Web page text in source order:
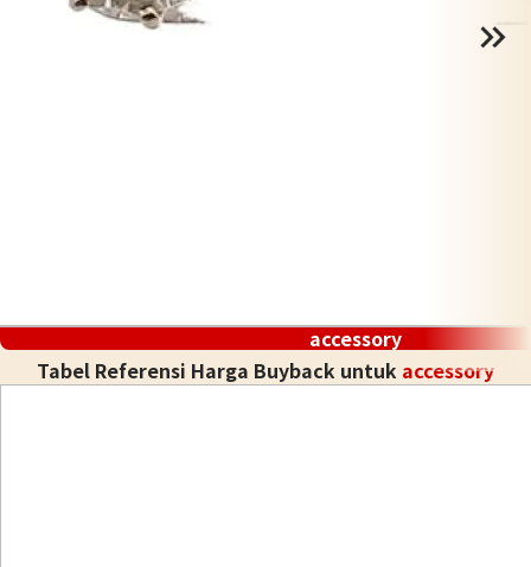
accessory
Tabel Referensi Harga Buyback untuk accessory